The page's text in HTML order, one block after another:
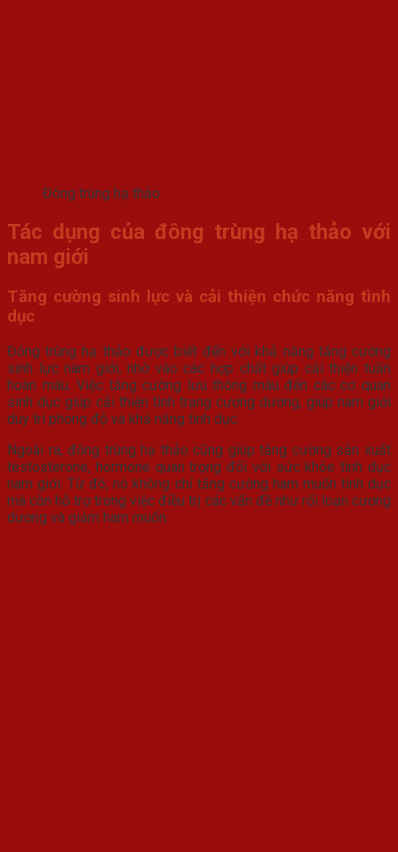
Đông trùng hạ thảo
Tác dụng của đông trùng hạ thảo với
nam giới
Tăng cường sinh lực và cải thiện chức năng tình
dục
Đông trùng hạ thảo được biết đến với khả năng tăng cường
sinh lực nam giới, nhờ vào các hợp chất giúp cải thiện tuần
hoàn máu. Việc tăng cường lưu thông máu đến các cơ quan
sinh dục giúp cải thiện tình trạng cương dương, giúp nam giới
duy trì phong độ và khả năng tình dục.
Ngoài ra, đông trùng hạ thảo cũng giúp tăng cường sản xuất
testosterone, hormone quan trọng đối với sức khỏe tình dục
nam giới. Từ đó, nó không chỉ tăng cường ham muốn tình dục
mà còn hỗ trợ trong việc điều trị các vấn đề như rối loạn cương
dương và giảm ham muốn.